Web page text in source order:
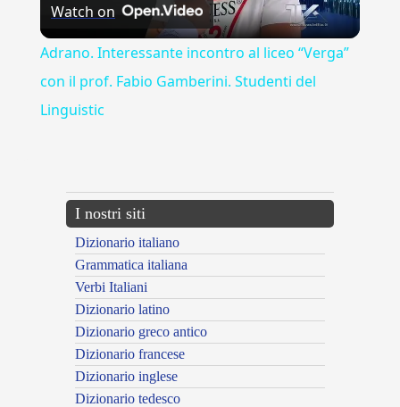
Video
Watch on
Adrano. Interessante incontro al liceo “Verga”
con il prof. Fabio Gamberini. Studenti del
Linguistic
I nostri siti
Dizionario italiano
Grammatica italiana
Verbi Italiani
Dizionario latino
Dizionario greco antico
Dizionario francese
Dizionario inglese
Dizionario tedesco